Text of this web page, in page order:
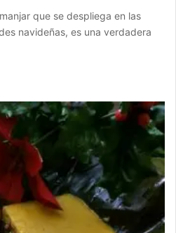
que se despliega en las
navideñas, es una verdadera